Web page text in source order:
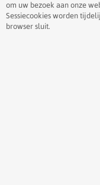
om uw bezoek aan onze
Sessiecookies worden
browser sluit.